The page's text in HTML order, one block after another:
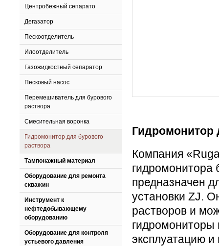
Центробежный сепарато
Дегазатор
Пескоотделитель
Илоотделитель
Газожидкостный сепаратор
Песковый насос
Перемешиватель для бурового
раствора
Смесительная воронка
Гидромонитор для бурового
раствора
Тампонажный материал
Оборудование для ремонта
скважин
Инструмент к
нефтедобывающему
оборудованию
Оборудование для контроля
устьевого давления
Гидромонитор
Компания
гидромонитора
предназначен
установки ZJ.
растворов и
эксплуатацию и